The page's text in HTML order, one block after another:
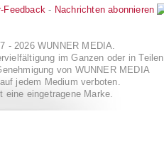
Feedback - Nachrichten abonnieren
- 2026 WUNNER MEDIA.
im Ganzen oder in Teilen
von WUNNER MEDIA
jedem Medium verboten.
eine eingetragene Marke.